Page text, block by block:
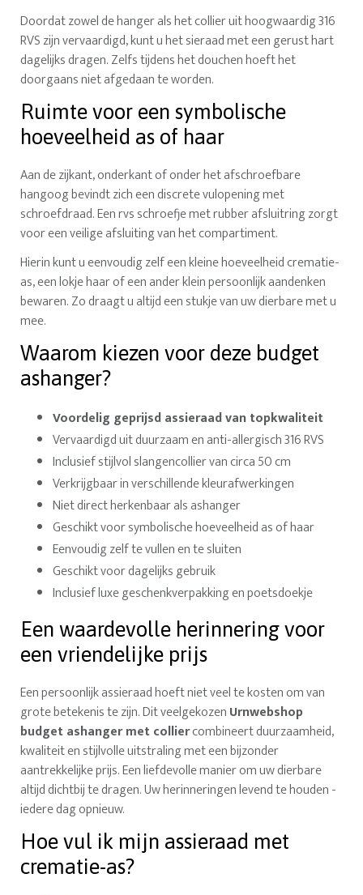
Doordat zowel de hanger als het collier uit hoogwaardig 316
RVS zijn vervaardigd, kunt u het sieraad met een gerust hart
dagelijks dragen. Zelfs tijdens het douchen hoeft het
doorgaans niet afgedaan te worden.
Ruimte voor een symbolische
hoeveelheid as of haar
Aan de zijkant, onderkant of onder het afschroefbare
hangoog bevindt zich een discrete vulopening met
schroefdraad. Een rvs schroefje met rubber afsluitring zorgt
voor een veilige afsluiting van het compartiment.
Hierin kunt u eenvoudig zelf een kleine hoeveelheid crematie-
as, een lokje haar of een ander klein persoonlijk aandenken
bewaren. Zo draagt u altijd een stukje van uw dierbare met u
mee.
Waarom kiezen voor deze budget
ashanger?
Voordelig geprijsd assieraad van topkwaliteit
Vervaardigd uit duurzaam en anti-allergisch 316 RVS
Inclusief stijlvol slangencollier van circa 50 cm
Verkrijgbaar in verschillende kleurafwerkingen
Niet direct herkenbaar als ashanger
Geschikt voor symbolische hoeveelheid as of haar
Eenvoudig zelf te vullen en te sluiten
Geschikt voor dagelijks gebruik
Inclusief luxe geschenkverpakking en poetsdoekje
Een waardevolle herinnering voor
een vriendelijke prijs
Een persoonlijk assieraad hoeft niet veel te kosten om van
grote betekenis te zijn. Dit veelgekozenUrnwebshop
budget ashanger met colliercombineert duurzaamheid,
kwaliteit en stijlvolle uitstraling met een bijzonder
aantrekkelijke prijs. Een liefdevolle manier om uw dierbare
altijd dichtbij te dragen. Uw herinneringen levend te houden -
iedere dag opnieuw.
Hoe vul ik mijn assieraad met
crematie-as?